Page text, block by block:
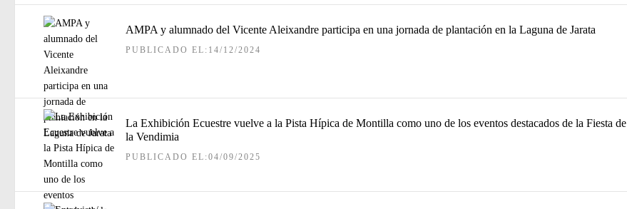
AMPA y alumnado del Vicente Aleixandre participa en una jornada de plantación en la Laguna de Jarata
PUBLICADO EL:14/12/2024
La Exhibición Ecuestre vuelve a la Pista Hípica de Montilla como uno de los eventos destacados de la Fiesta de
la Vendimia
PUBLICADO EL:04/09/2025